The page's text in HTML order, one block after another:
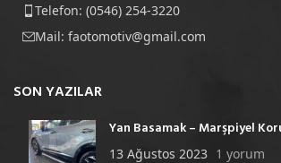
Telefon: (0546) 254-3220
Mail: faotomotiv@gmail.com
SON YAZILAR
Yan Basamak – Marşpiyel
13 Ağustos 2023 1 yorum